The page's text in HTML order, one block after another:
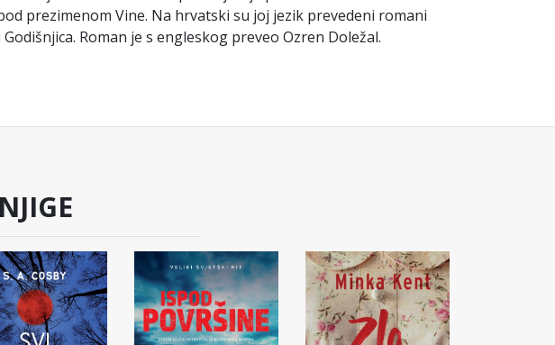
prezimenom Vine. Na hrvatski su joj jezik prevedeni romani
Roman je s engleskog preveo Ozren Doležal.